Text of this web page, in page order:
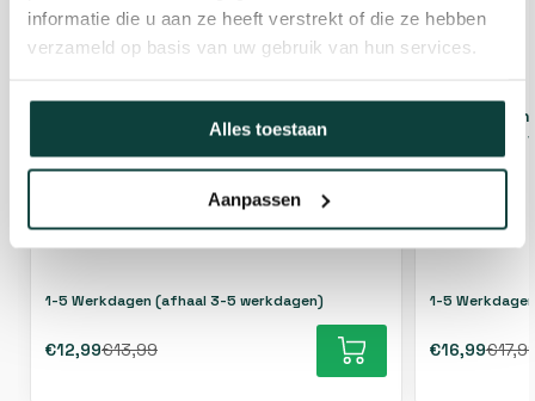
informatie die u aan ze heeft verstrekt of die ze hebben
verzameld op basis van uw gebruik van hun services.
Alles toestaan
Aanpassen
Galvanisch verzinkt
1-5 Werkdagen (afhaal 3-5 werkdagen)
€12,99€13,99
Galvanisch
1-5
€16,99